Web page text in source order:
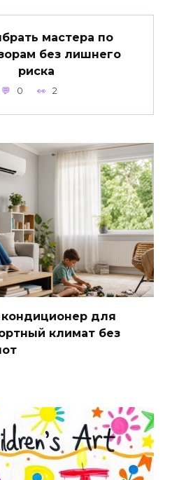
мастера по
без лишнего
риска
0 2
кондиционер для
климат без